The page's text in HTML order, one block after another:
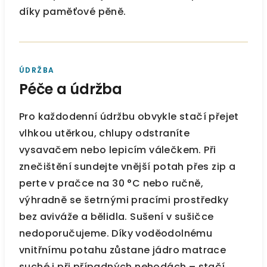
díky paměťové pěně.
ÚDRŽBA
Péče a údržba
Pro každodenní údržbu obvykle stačí přejet
vlhkou utěrkou, chlupy odstraníte
vysavačem nebo lepicím válečkem. Při
znečištění sundejte vnější potah přes zip a
perte v pračce na 30 °C nebo ručně,
výhradně se šetrnými pracími prostředky
bez aviváže a bělidla. Sušení v sušičce
nedoporučujeme. Díky voděodolnému
vnitřnímu potahu zůstane jádro matrace